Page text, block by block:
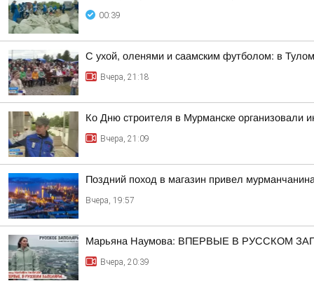
00:39
С ухой, оленями и саамским футболом: в
Вчера, 21:18
Ко Дню строителя в Мурманске организовали
Вчера, 21:09
Поздний поход в магазин привел
Вчера, 19:57
Марьяна Наумова: ВПЕРВЫЕ В РУССКОМ
Вчера, 20:39